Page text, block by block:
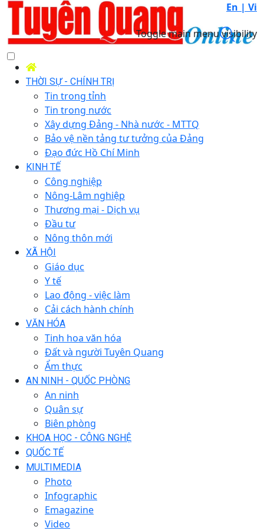
En | Vi
Toggle main menu visibility
THỜI SỰ - CHÍNH TRỊ
Tin trong tỉnh
Tin trong nước
Xây dựng Đảng - Nhà nước - MTTQ
Bảo vệ nền tảng tư tưởng của Đảng
Đạo đức Hồ Chí Minh
KINH TẾ
Công nghiệp
Nông-Lâm nghiệp
Thương mại - Dịch vụ
Đầu tư
Nông thôn mới
XÃ HỘI
Giáo dục
Y tế
Lao động - việc làm
Cải cách hành chính
VĂN HÓA
Tinh hoa văn hóa
Đất và người Tuyên Quang
Ẩm thực
AN NINH - QUỐC PHÒNG
An ninh
Quân sự
Biên phòng
KHOA HỌC - CÔNG NGHỆ
QUỐC TẾ
MULTIMEDIA
Photo
Infographic
Emagazine
Video